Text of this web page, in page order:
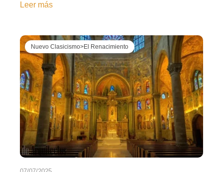
Leer más
Nuevo Clasicismo>El Renacimiento